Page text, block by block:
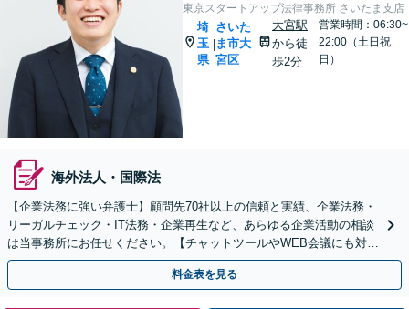
東京スタートアップ法律事務所 さいたま支店
埼
玉
県
|
さいた
ま市大
宮区
大宮駅
から徒
歩2分
営業時間：06:30~
22:00（土日祝
日）
海外法人・国際法
【企業法務に強い弁護士】顧問先70社以上の信頼と実績、企業法務・
リーガルチェック・IT法務・企業再生など、あらゆる企業活動の相談
は当事務所にお任せください。【チャットツールやWEB会議にも対
応】
料金表を見る